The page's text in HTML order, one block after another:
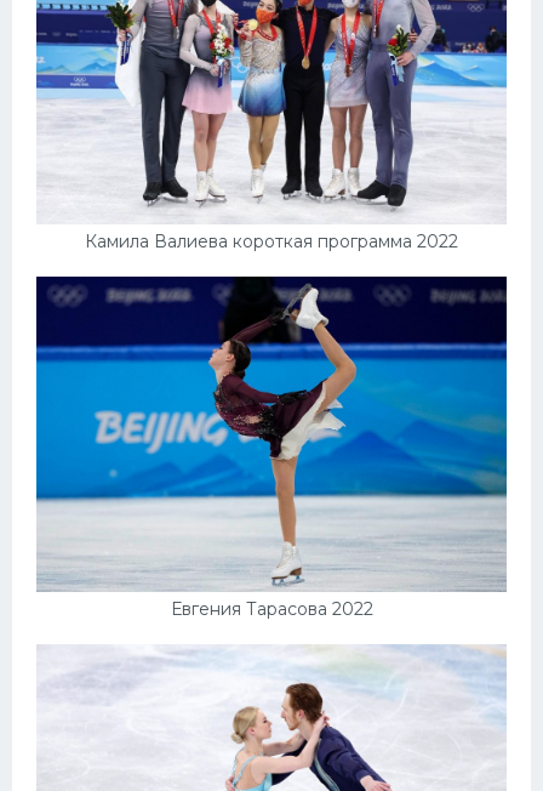
Камила Валиева короткая программа 2022
Евгения Тарасова 2022